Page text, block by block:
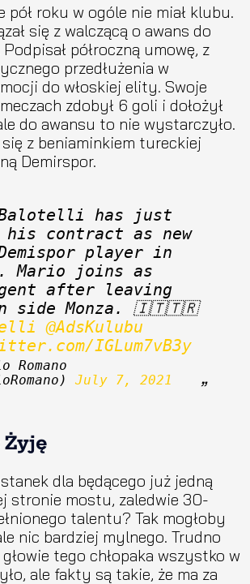
pół roku w ogóle nie miał klubu.
się z walczącą o awans do
półroczną umowę, z
przedłużenia w
do włoskiej elity. Swoje
zdobył 6 goli i dołożył
do awansu to nie wystarczyło.
się z beniaminkiem tureckiej
Demirspor.
has just
his contract as new
player in
Mario joins as
after leaving
Italian side Monza. 🇮🇹🇹🇷
@AdsKulubu
IGLum7vB3y
Romano
July 7, 2021
Żyję
dla będącego już jedną
stronie mostu, zaledwie 30-
talentu? Tak mogłoby
nic bardziej mylnego. Trudno
tego chłopaka wszystko w
ale fakty są takie, że ma za